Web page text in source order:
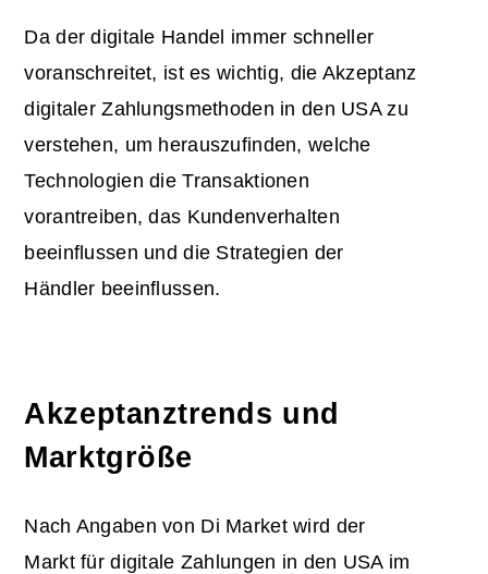
Da der digitale Handel immer schneller
voranschreitet, ist es wichtig, die Akzeptanz
digitaler Zahlungsmethoden in den USA zu
verstehen, um herauszufinden, welche
Technologien die Transaktionen
vorantreiben, das Kundenverhalten
beeinflussen und die Strategien der
Händler beeinflussen.
Akzeptanztrends und
Marktgröße
Nach Angaben von Di Market wird der
Markt für digitale Zahlungen in den USA im